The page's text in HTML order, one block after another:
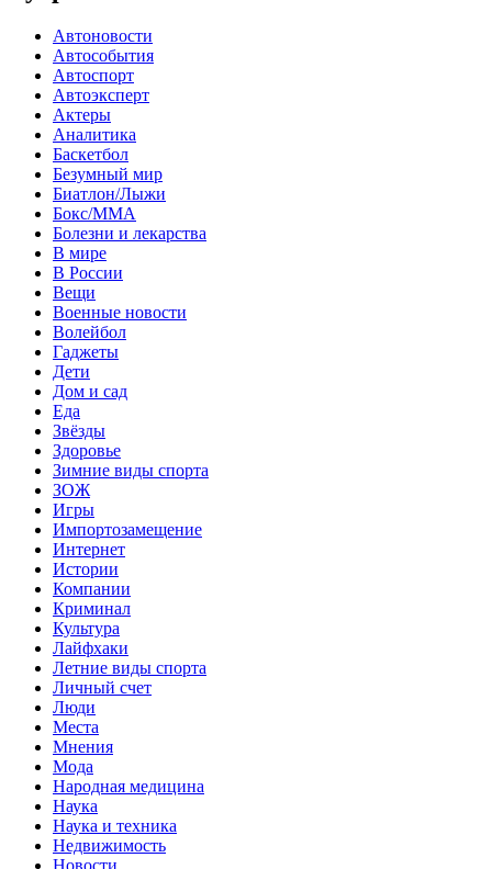
Автоновости
Автособытия
Автоспорт
Автоэксперт
Актеры
Аналитика
Баскетбол
Безумный мир
Биатлон/Лыжи
Бокс/MMA
Болезни и лекарства
В мире
В России
Вещи
Военные новости
Волейбол
Гаджеты
Дети
Дом и сад
Еда
Звёзды
Здоровье
Зимние виды спорта
ЗОЖ
Игры
Импортозамещение
Интернет
Истории
Компании
Криминал
Культура
Лайфхаки
Летние виды спорта
Личный счет
Люди
Места
Мнения
Мода
Народная медицина
Наука
Наука и техника
Недвижимость
Новости